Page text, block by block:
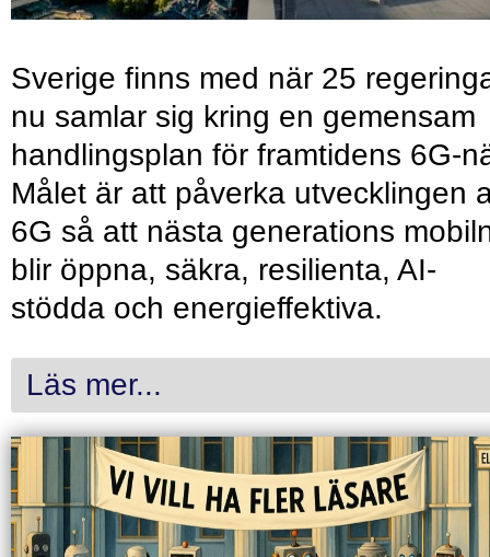
Sverige finns med när 25
nu samlar sig kring en gemensam
handlingsplan för framtidens 6G-
Målet är att påverka utvecklingen
6G så att nästa generations
blir öppna, säkra, resilienta, AI-
stödda och energieffektiva.
Läs mer...